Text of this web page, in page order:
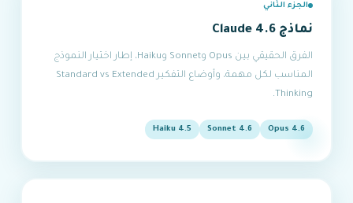
الجزء الثاني
نماذج Claude 4.6
الفرق الحقيقي بين Opus وSonnet وHaiku، إطار اختيار النموذج
المناسب لكل مهمة، وأوضاع التفكير Standard vs Extended
Thinking.
Opus 4.6
Sonnet 4.6
Haiku 4.5